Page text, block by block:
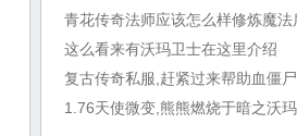
青花传奇法师应该怎么样修炼魔法
这么看来有沃玛卫士在这里介绍
复古传奇私服,赶紧过来帮助血僵